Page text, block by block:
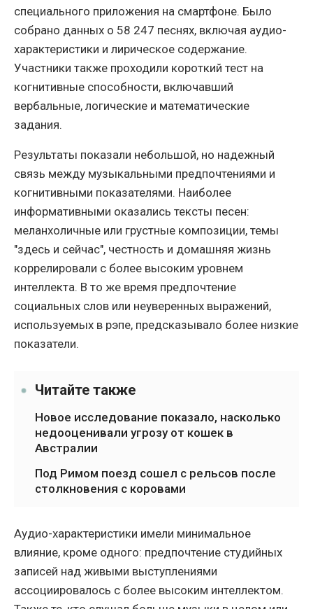
специального приложения на смартфоне. Было
собрано данных о 58 247 песнях, включая аудио-
характеристики и лирическое содержание.
Участники также проходили короткий тест на
когнитивные способности, включавший
вербальные, логические и математические
задания.
Результаты показали небольшой, но надежный
связь между музыкальными предпочтениями и
когнитивными показателями. Наиболее
информативными оказались тексты песен:
меланхоличные или грустные композиции, темы
"здесь и сейчас", честность и домашняя жизнь
коррелировали с более высоким уровнем
интеллекта. В то же время предпочтение
социальных слов или неуверенных выражений,
используемых в рэпе, предсказывало более низкие
показатели.
Читайте также
Новое исследование показало, насколько
недооценивали угрозу от кошек в
Австралии
Под Римом поезд сошел с рельсов после
столкновения с коровами
Аудио-характеристики имели минимальное
влияние, кроме одного: предпочтение студийных
записей над живыми выступлениями
ассоциировалось с более высоким интеллектом.